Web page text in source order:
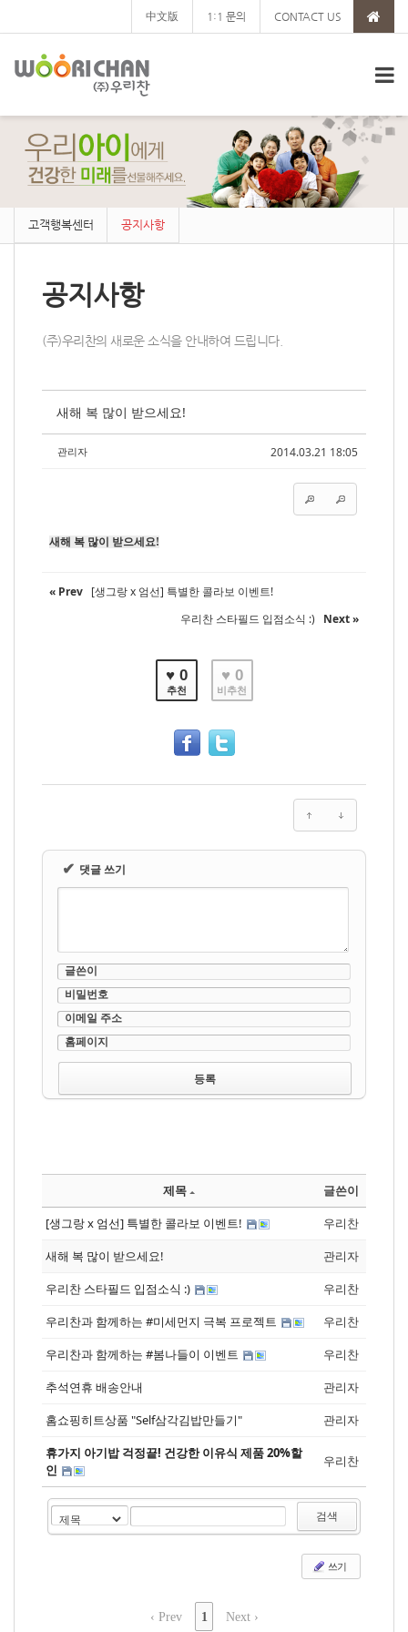
中文版 1:1 문의 CONTACT US
고객행복센터 공지사항
공지사항
(주)우리찬의 새로운 소식을 안내하여 드립니다.
2014.03.21 18:05
새해 복 많이 받으세요!
관리자
새해 복 많이 받으세요!
« Prev [생그랑 x 엄선] 특별한 콜라보 이벤트!
우리찬 스타필드 입점소식 :)
Next »
♥ 0
추천
♥ 0
비추천
✔ 댓글 쓰기
글쓴이
비밀번호
이메일 주소
홈페이지
제목
글쓴이
[생그랑 x 엄선] 특별한 콜라보 이벤트!
우리찬
새해 복 많이 받으세요!
관리자
우리찬 스타필드 입점소식 :)
우리찬
우리찬과 함께하는 #미세먼지 극복 프로젝트
우리찬
우리찬과 함께하는 #봄나들이 이벤트
우리찬
추석연휴 배송안내
관리자
홈쇼핑히트상품 "Self삼각김밥만들기"
관리자
휴가지 아기밥 걱정끝! 건강한 이유식 제품 20%할
인
우리찬
검색
쓰기
‹ Prev 1 Next ›
Sketchbook5, 스케치북5
Sketchbook5, 스케치북5
Sketchbook5, 스케치북5
Sketchbook5, 스케치북5